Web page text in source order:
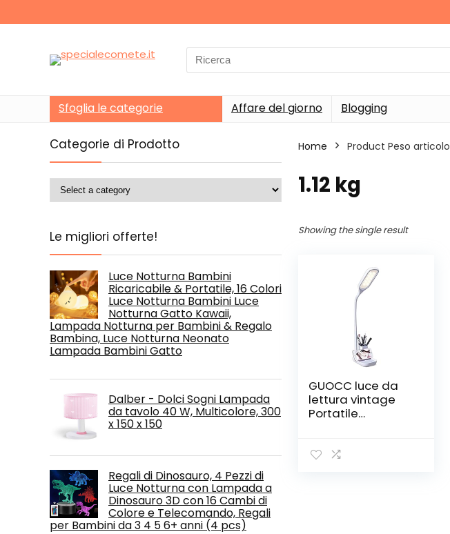
Search
for:
Sfoglia le categorie Affare del giorno Blogging
Categorie di Prodotto
Le migliori offerte!
Luce Notturna Bambini
Ricaricabile & Portatile, 16 Colori
Luce Notturna Bambini Luce
Notturna Gatto Kawaii,
Lampada Notturna per Bambini & Regalo
Bambina, Luce Notturna Neonato
Lampada Bambini Gatto
Dalber - Dolci Sogni Lampada
da tavolo 40 W, Multicolore, 300
x 150 x 150
Regali di Dinosauro, 4 Pezzi di
Luce Notturna con Lampada a
Dinosauro 3D con 16 Cambi di
Colore e Telecomando, Regali
per Bambini da 3 4 5 6+ anni (4 pcs)
Home Product Peso articolo
‎1.12 kg
Showing the single result
GUOCC luce da
lettura vintage
Portatile
tavolo, lampada